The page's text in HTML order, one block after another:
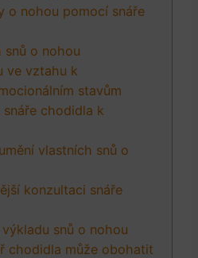
o nohou pomocí snáře
snů o nohou
ve vztahu k
stavům
chodidla k
vlastních snů o
konzultaci snáře
snů o nohou
chodidla může obohatit